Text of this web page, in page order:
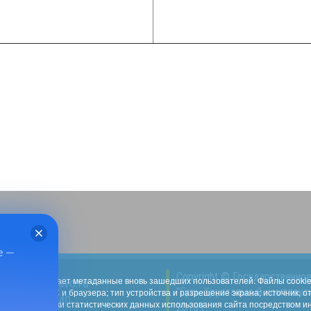
собирает метаданные вновь зашедших пользователей. Файлы
версия ОС и браузера; тип устройства и разрешение экрана; источник,
обработки статистических данных использования сайта посредством
3-25-40
Copyright ©
"Гусь-Хрустальный
2018 г.
—